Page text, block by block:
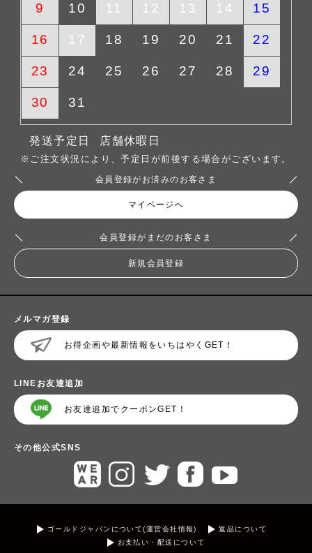
9 10 11 12 13 14 15
16 17 18 19 20 21 22
23 24 25 26 27 28 29
30 31
発送予定日 店舗休暇日
※ご注文状況により、予定日が前後する場合がございます。
会員登録がお済みのお客さま
マイページへ
会員登録がまだのお客さま
新規会員登録
メルマガ登録
お得企画や最新情報をいちはやくGET！
LINEお友達追加
お友達追加でクーポンGET！
その他公式SNS
ゴールドジャパンについて(運営会社情報)
返品について
お支払い・配送について